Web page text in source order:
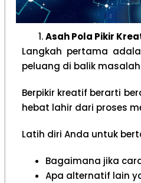
Asah Pola Pikir
Langkah pertama
peluang di balik
Berpikir kreatif berarti
hebat lahir dari proses
Latih diri Anda untuk
Bagaimana jika
Apa alternatif lain